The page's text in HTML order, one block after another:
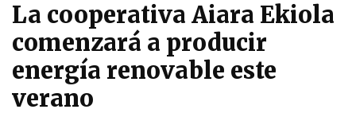
La cooperativa Aiara Ekiola
comenzará a producir
energía renovable este
verano